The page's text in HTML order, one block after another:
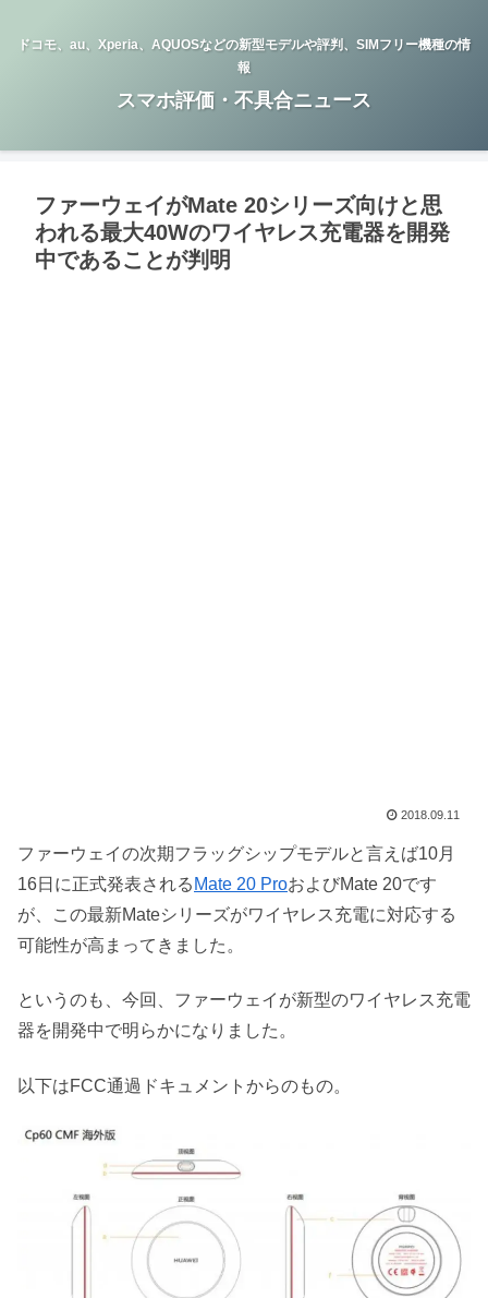
ドコモ、au、Xperia、AQUOSなどの新型モデルや評判、SIMフリー機種の情
報
スマホ評価・不具合ニュース
ファーウェイがMate 20シリーズ向けと思
われる最大40Wのワイヤレス充電器を開発
中であることが判明
2018.09.11
ファーウェイの次期フラッグシップモデルと言えば10月
16日に正式発表される Mate 20 ProおよびMate 20です
が、この最新Mateシリーズがワイヤレス充電に対応する
可能性が高まってきました。
というのも、今回、ファーウェイが新型のワイヤレス充電
器を開発中で明らかになりました。
以下はFCC通過ドキュメントからのもの。